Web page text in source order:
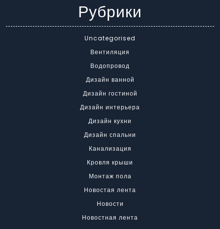
Рубрики
Uncategorised
Вентиляция
Водопровод
Дизайн ванной
Дизайн гостиной
Дизайн интерьера
Дизайн кухни
Дизайн спальни
Канализация
Кровля крыши
Монтаж пола
Новостая лента
Новости
Новостная лента